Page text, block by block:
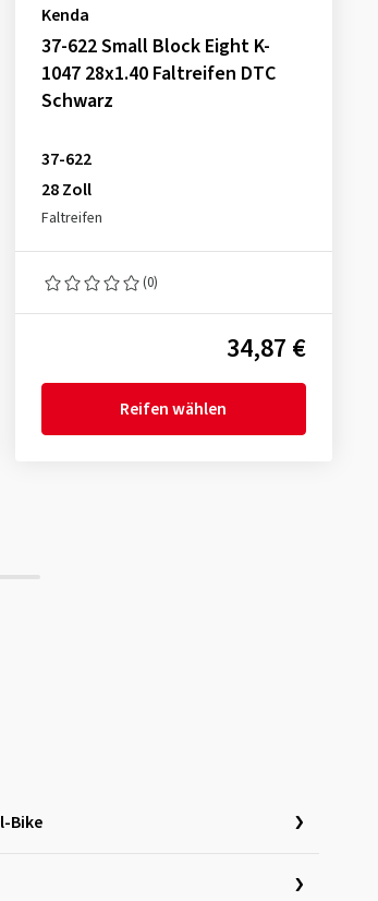
Kenda
37-622 Small Block Eight K-
1047 28x1.40 Faltreifen DTC
Schwarz
37-622
28 Zoll
Faltreifen
(0)
34,87 €
Reifen wählen
Bike